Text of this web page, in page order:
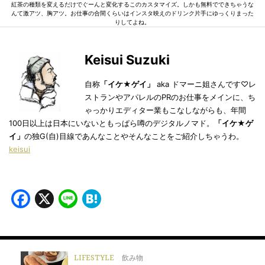
紅茶の種類を変えるだけでぐーんと変化するこのカスタマイズ。しかも無料でできちゃうな
んて激アツ、胸アツ。お仕事の合間くらいはインスタ映えのドリンク片手にゆっくりまった
りしてよね。
Keisui Suzuki
自称 「イケ★ゲイ」
aka ドマーニ姐さんです♡レ
ストランやアパレルのPRのお仕事をメインに、ち
ゃっかりエディター業もこなしながらも、年間
100日以上は日本にいないともっぱら噂のデジタルノマド。
「イケ★ゲ
イ」 の独G(自)目線であんなことやそんなことをご紹介しちゃうわ。
keisui
Facebook
X Line
LIFESTYLE 飲み物